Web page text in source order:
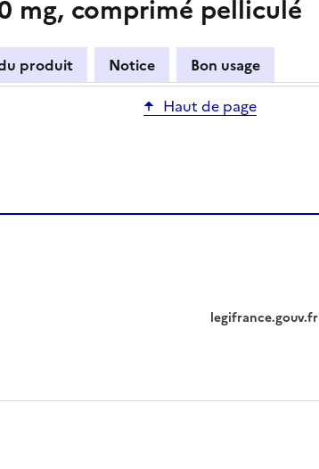
mg, comprimé pelliculé
produit Notice
Bon usage
Haut de page
legifrance.gouv.fr